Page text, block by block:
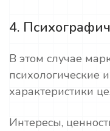
4.
В этом случае
психологические
характеристики
Интересы,